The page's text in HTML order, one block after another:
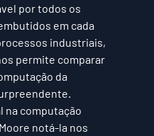
por todos os
em cada
industriais,
permite comparar
da
na computação
notá-la nos